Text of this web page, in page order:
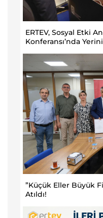
ERTEV, Sosyal Etki
Konferansı’nda
”Küçük Eller Büyük
Atıldı!